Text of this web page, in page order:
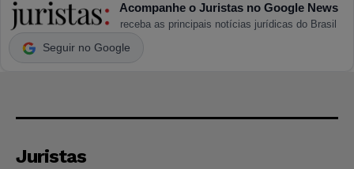
Acompanhe o Juristas no Google News
receba as principais notícias jurídicas do Brasil
Seguir no Google
Juristas